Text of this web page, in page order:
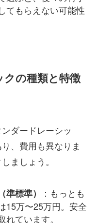
てもらえない可能性
の種類と特徴
ダードレーシッ
、費用も異なりま
ましょう。
標準）
：もっとも
15万〜25万円。安全
ています。